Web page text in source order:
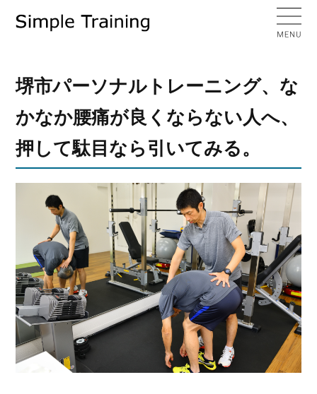
堺市パーソナルトレーニング、な
かなか腰痛が良くならない人へ、
押して駄目なら引いてみる。